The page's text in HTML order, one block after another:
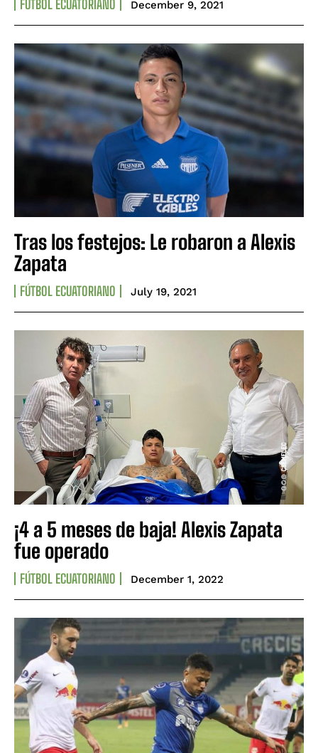
FÚTBOL ECUATORIANO December 9, 2021
Tras los festejos: Le robaron a Alexis
Zapata
FÚTBOL ECUATORIANO July 19, 2021
¡4 a 5 meses de baja! Alexis Zapata
fue operado
FÚTBOL ECUATORIANO December 1, 2022